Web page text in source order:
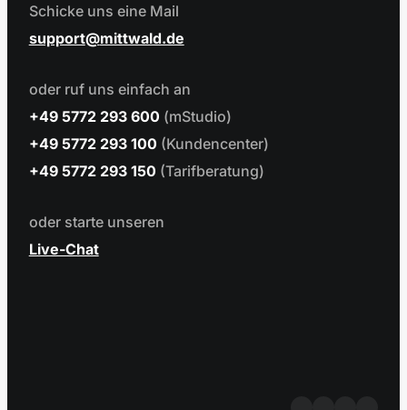
Schicke uns eine Mail
support
mittwald.de
oder ruf uns einfach an
+49 5772 293 600 (mStudio)
+49 5772 293 100 (Kundencenter)
+49 5772 293 150 (Tarifberatung)
oder starte unseren
Live-Chat